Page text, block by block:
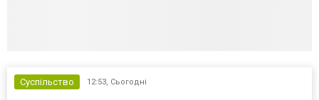
Суспільство 12:53, Сьогодні